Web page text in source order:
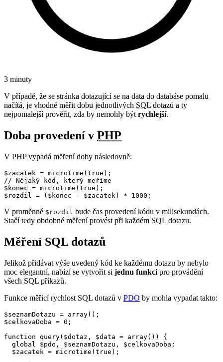
3 minuty
V případě, že se stránka dotazující se na data do databáse pomalu
načítá, je vhodné měřit dobu jednotlivých SQL dotazů a ty
nejpomalejší prověřit, zda by nemohly být rychlejší.
Doba provedení v PHP
V PHP vypadá měření doby následovně:
$zacatek = microtime(true);
// Nějaký kód, který meříme
$konec = microtime(true);
$rozdil = ($konec - $zacatek) * 1000;
V proměnné $rozdil bude čas provedení kódu v milisekundách.
Stačí tedy obdobné měření provést při každém SQL dotazu.
Měření SQL dotazů
Jelikož přidávat výše uvedený kód ke každému dotazu by nebylo
moc elegantní, nabízí se vytvořit si jednu funkci pro provádění
všech SQL příkazů.
Funkce měřicí rychlost SQL dotazů v PDO by mohla vypadat takto:
$seznamDotazu = array();
$celkovaDoba = 0;
function query($dotaz, $data = array()) {
  global $pdo, $seznamDotazu, $celkovaDoba;
  $zacatek = microtime(true);